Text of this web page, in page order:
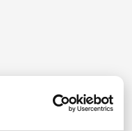
for bedre
hos Føniks